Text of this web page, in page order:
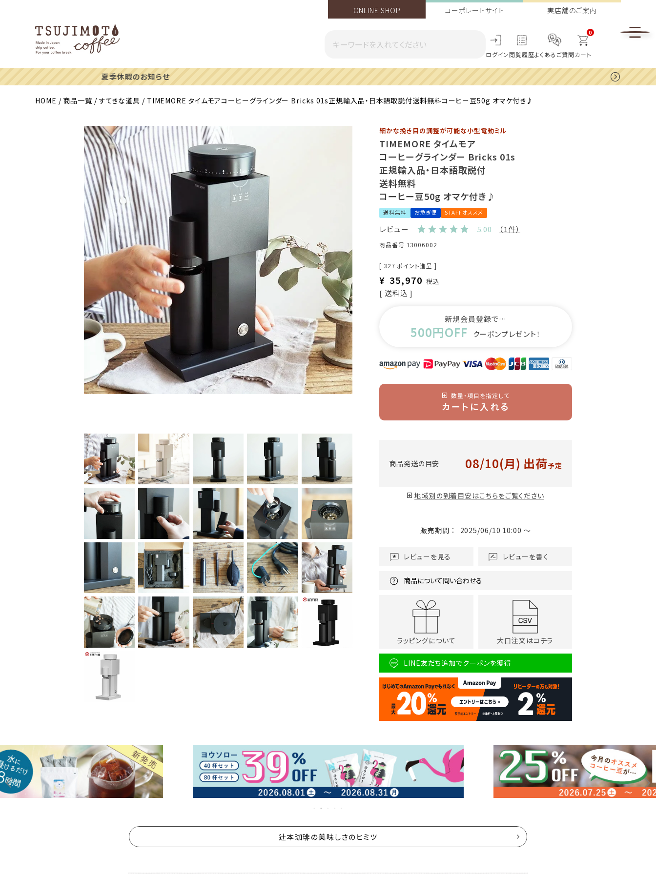
ONLINE SHOP コーポレートサイト 実店舗のご案内
ログイン閲覧履歴よくあるご質問
0
カート
HOME 商品一覧 すてきな道具 TIMEMORE タイムモアコーヒーグラインダー Bricks 01s正規輸入品・日本語取説付送料無料コーヒー豆50g オマケ付き♪
細かな挽き目の調整が可能な小型電動ミル
TIMEMORE タイムモア
コーヒーグラインダー Bricks 01s
正規輸入品・日本語取説付
送料無料
コーヒー豆50g オマケ付き♪
送料無料 お急ぎ便 STAFFオススメ
レビュー 5.00 （1件）
商品番号 13006002
[ 327 ポイント進呈 ]
¥ 35,970 税込
送料込
新規会員登録で…
500円OFF クーポンプレゼント！
数量・項目を指定して
カートに入れる
商品発送の目安 08/10(月) 出荷予定
地域別の到着目安はこちらをご覧ください
販売期間 2025/06/10 10:00 〜
レビューを見る レビューを書く
商品について問い合わせる
ラッピングについて 大口注文はコチラ
LINE友だち追加でクーポンを獲得
辻本珈琲の美味しさのヒミツ